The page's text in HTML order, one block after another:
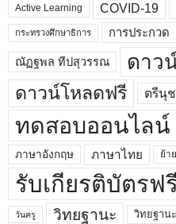
Active Learning COVID-19
กระทรวงศึกษาธิการ การประกวด
ณัฏฐพล ทีปสุวรรณ ดาว
ดาวน์โหลดฟรี ตรีนุ
ทดสอบออนไลน์
ภาษาอังกฤษ ภาษาไทย ย้า
รับเกียรติบัตรฟ
วันครู วิทยฐานะ วิทยฐาน